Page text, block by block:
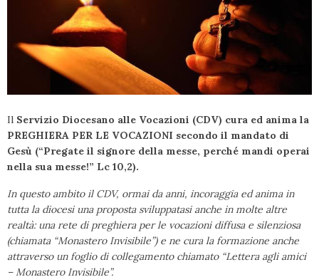
Il Servizio Diocesano alle Vocazioni (CDV) cura ed anima la
PREGHIERA PER LE VOCAZIONI secondo il mandato di
Gesù (“Pregate il signore della messe, perché mandi operai
nella sua messe!” Lc 10,2).
In questo ambito il CDV, ormai da anni, incoraggia ed anima in
tutta la diocesi una proposta sviluppatasi anche in molte altre
realtà: una rete di preghiera per le vocazioni diffusa e silenziosa
(chiamata “Monastero Invisibile”) e ne cura la formazione anche
attraverso un foglio di collegamento chiamato “Lettera agli amici
– Monastero Invisibile”.